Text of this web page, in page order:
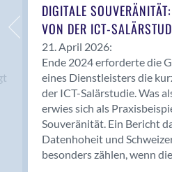
Basel
Bassersdorf
Belp
Bendern
Benken (SG)
Bergdietikon
Berlin
Bern
Bern - Liebefeld
DIGITALE
VON DER ICT-
21. April 2026:
Ende 2024 erforderte die
eines Dienstleisters die
der ICT-Salärstudie. Was
erwies sich als
Souveränität. Ein Bericht
Datenhoheit und
besonders zählen, wenn